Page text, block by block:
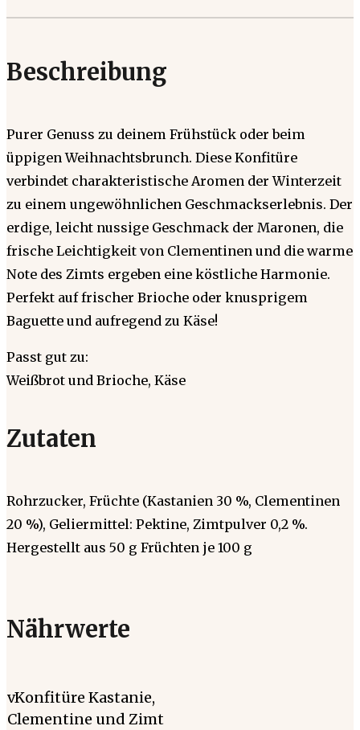
Beschreibung
Purer Genuss zu deinem Frühstück oder beim
üppigen Weihnachtsbrunch. Diese Konfitüre
verbindet charakteristische Aromen der Winterzeit
zu einem ungewöhnlichen Geschmackserlebnis. Der
erdige, leicht nussige Geschmack der Maronen, die
frische Leichtigkeit von Clementinen und die warme
Note des Zimts ergeben eine köstliche Harmonie.
Perfekt auf frischer Brioche oder knusprigem
Baguette und aufregend zu Käse!
Passt gut zu:
Weißbrot und Brioche, Käse
Zutaten
Rohrzucker, Früchte (Kastanien 30 %, Clementinen
20 %), Geliermittel: Pektine, Zimtpulver 0,2 %.
Hergestellt aus 50 g Früchten je 100 g
Nährwerte
vKonfitüre Kastanie,
Clementine und Zimt